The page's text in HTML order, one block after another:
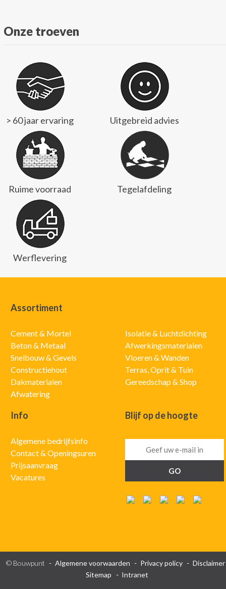
Onze troeven
> 60 jaar ervaring Uitgebreid advies
Ruime voorraad Tegelafdeling
Werflevering
Assortiment
Cement & Mortel
Beton & Metaal
Snelbouw & Gevels
Constructiehout
Dakmaterialen
Afwatering
Isolatie & Luchtdichting
Afwerkingsmaterialen
Vloeren & Wanden
Terras, Oprit & Tuin
Gereedschap & Shop
Info
Algemene bedrijfsinfo
Contact & Openingsuren
Prijsaanvraag
Vacatures
Blijf op de hoogte
© Bouwpunt Algemene voorwaarden Privacy policy
Disclaimer
Sitemap
Intranet